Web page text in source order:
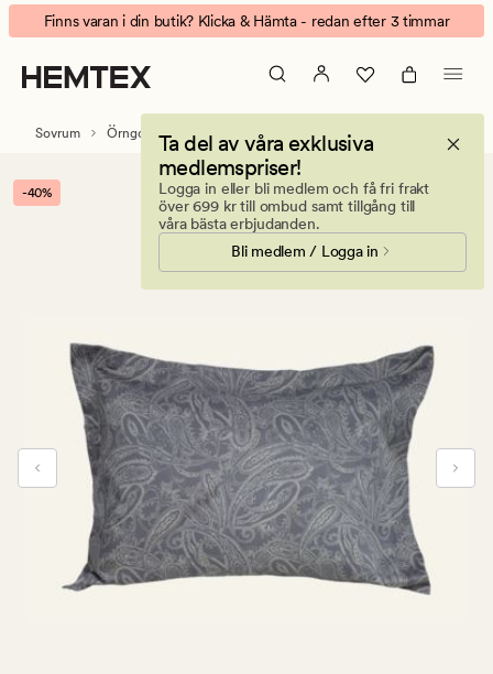
Cairo
örngott
grå
Animerad
banner.
Klicka
på
att
pausa.
Finns varan i din butik? Klicka & Hämta - redan efter 3 timmar
Ta del av våra exklusiva
medlemspriser!
Logga in eller bli medlem och få fri frakt
över 699 kr till ombud samt tillgång till
våra bästa erbjudanden.
Bli medlem / Logga in
Sovrum Örngott Satin örngott
-40%